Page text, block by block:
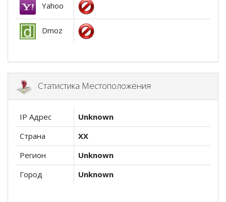
Yahoo
Dmoz
Статистика Местоположения
IP Адрес
Unknown
Страна
XX
Регион
Unknown
Город
Unknown